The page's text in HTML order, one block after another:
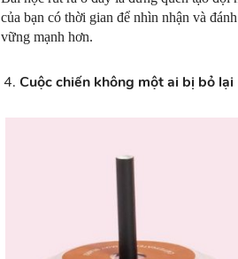
của bạn có thời gian để nhìn nhận và
vững mạnh hơn.
Cuộc chiến không một ai bị bỏ lại